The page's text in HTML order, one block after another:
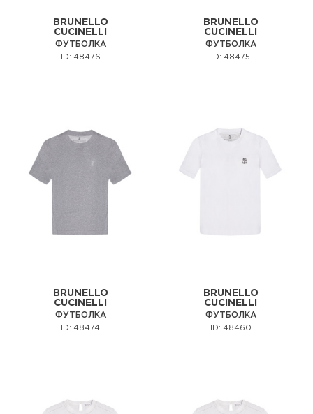
BRUNELLO
CUCINELLI
ФУТБОЛКА
ID: 48476
BRUNELLO
CUCINELLI
ФУТБОЛКА
ID: 48475
BRUNELLO
CUCINELLI
ФУТБОЛКА
ID: 48474
BRUNELLO
CUCINELLI
ФУТБОЛКА
ID: 48460